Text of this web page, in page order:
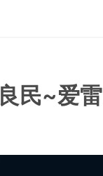
良民~爱雷